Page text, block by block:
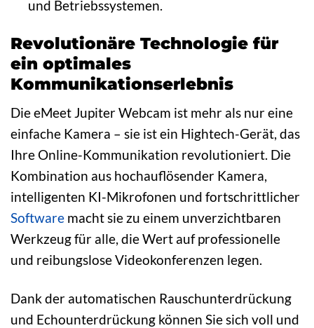
und Betriebssystemen.
Revolutionäre Technologie für
ein optimales
Kommunikationserlebnis
Die eMeet Jupiter Webcam ist mehr als nur eine
einfache Kamera – sie ist ein Hightech-Gerät, das
Ihre Online-Kommunikation revolutioniert. Die
Kombination aus hochauflösender Kamera,
intelligenten KI-Mikrofonen und fortschrittlicher
Software macht sie zu einem unverzichtbaren
Werkzeug für alle, die Wert auf professionelle
und reibungslose Videokonferenzen legen.
Dank der automatischen Rauschunterdrückung
und Echounterdrückung können Sie sich voll und